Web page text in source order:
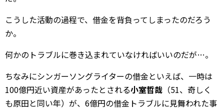
こうした活動の過程で、借金を背負ってしまったのだろう
か。
何かのトラブルに巻き込まれていなければいいのだが…。
ちなみにシンガーソングライターの借金といえば、一時は
100億円近い資産があったとされる小室哲哉 （51、奇しく
も原田と同い年）が、6億円の借金トラブルに見舞われた事